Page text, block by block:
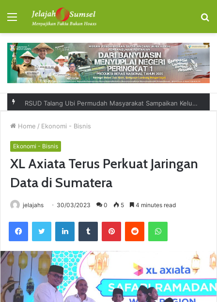
Menu
Home / Ekonomi - Bisnis
Ekonomi - Bisnis
XL Axiata Terus Perkuat Jaringan
Data di Sumatera
jelajahs 30/03/2023 0 5 4 minutes read